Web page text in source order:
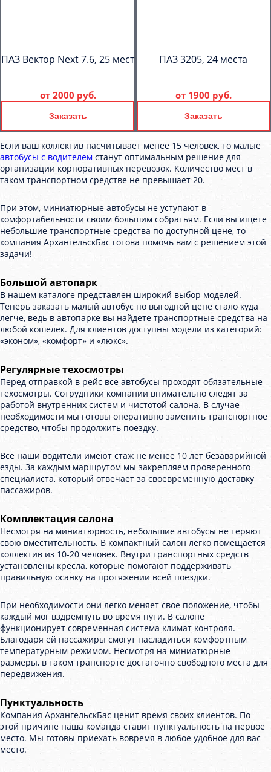
ПАЗ Вектор Next 7.6, 25 мест
от 2000 руб.
Заказать
ПАЗ 3205, 24 места
от 1900 руб.
Заказать
Если ваш коллектив насчитывает менее 15 человек, то малые
автобусы с водителем станут оптимальным решение для
организации корпоративных перевозок. Количество мест в
таком транспортном средстве не превышает 20.
При этом, миниатюрные автобусы не уступают в
комфортабельности своим большим собратьям. Если вы ищете
небольшие транспортные средства по доступной цене, то
компания АрхангельскБас готова помочь вам с решением этой
задачи!
Большой автопарк
В нашем каталоге представлен широкий выбор моделей.
Теперь заказать малый автобус по выгодной цене стало куда
легче, ведь в автопарке вы найдете транспортные средства на
любой кошелек. Для клиентов доступны модели из категорий:
«эконом», «комфорт» и «люкс».
Регулярные техосмотры
Перед отправкой в рейс все автобусы проходят обязательные
техосмотры. Сотрудники компании внимательно следят за
работой внутренних систем и чистотой салона. В случае
необходимости мы готовы оперативно заменить транспортное
средство, чтобы продолжить поездку.
Все наши водители имеют стаж не менее 10 лет безаварийной
езды. За каждым маршрутом мы закрепляем проверенного
специалиста, который отвечает за своевременную доставку
пассажиров.
Комплектация салона
Несмотря на миниатюрность, небольшие автобусы не теряют
свою вместительность. В компактный салон легко помещается
коллектив из 10-20 человек. Внутри транспортных средств
установлены кресла, которые помогают поддерживать
правильную осанку на протяжении всей поездки.
При необходимости они легко меняет свое положение, чтобы
каждый мог вздремнуть во время пути. В салоне
функционирует современная система климат контроля.
Благодаря ей пассажиры смогут насладиться комфортным
температурным режимом. Несмотря на миниатюрные
размеры, в таком транспорте достаточно свободного места для
передвижения.
Пунктуальность
Компания АрхангельскБас ценит время своих клиентов. По
этой причине наша команда ставит пунктуальность на первое
место. Мы готовы приехать вовремя в любое удобное для вас
место.